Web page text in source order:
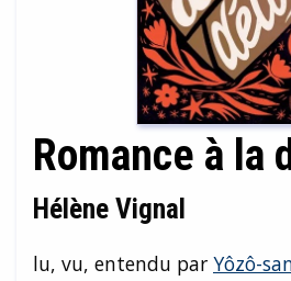
Romance à la
Hélène Vignal
lu, vu, entendu par Yôzô-